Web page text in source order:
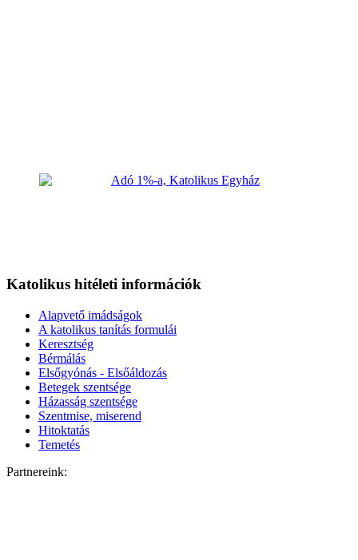
Katolikus hitéleti információk
Alapvető imádságok
A katolikus tanítás formulái
Keresztség
Bérmálás
Elsőgyónás - Elsőáldozás
Betegek szentsége
Házasság szentsége
Szentmise, miserend
Hitoktatás
Temetés
Partnereink: